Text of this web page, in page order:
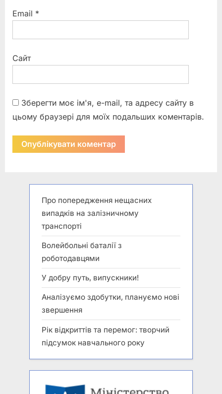
Email *
Сайт
Зберегти моє ім'я, e-mail, та адресу сайту в
цьому браузері для моїх подальших коментарів.
Про попередження нещасних
випадків на залізничному
транспорті
Волейбольні баталії з
роботодавцями
У добру путь, випускники!
Аналізуємо здобутки, плануємо нові
звершення
Рік відкриттів та перемог: творчий
підсумок навчального року